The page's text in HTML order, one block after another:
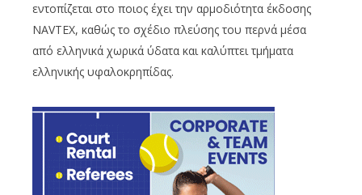
εντοπίζεται στο ποιος έχει την αρμοδιότητα έκδοσης
NAVTEX, καθώς το σχέδιο πλεύσης του περνά μέσα
από ελληνικά χωρικά ύδατα και καλύπτει τμήματα
ελληνικής υφαλοκρηπίδας.